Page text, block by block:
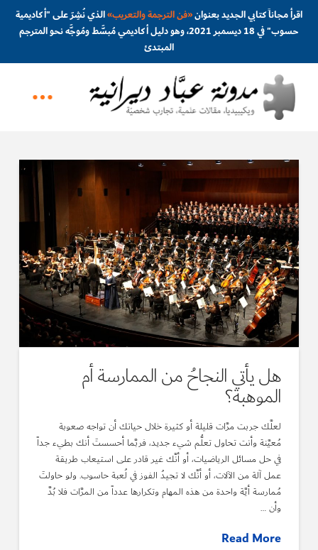
اقرأ مجاناً كتابي الجديد بعنوان«فن الترجمة والتعريب»الذي نُشِرَ على "أكاديمية
حسوب" في 18 ديسمبر 2021، وهو دليل أكاديمي مُبسَّط ومُوجَّه نحو المترجم
المبتدئ
هل يأتي النجاحُ من الممارسة أم
الموهبة؟
لعلَّك جربت مرَّات قليلة أو كثيرة خلال حياتك أن تواجه صعوبة
مُعيَّنة وأنت تحاول تعلُّم شيء جديد، فربَّما أحسستَ أنك بطيء جداً
في حل مسائل الرياضيات، أو أنَّك غير قادر على استيعاب طريقة
عمل آلة من الآلات، أو أنَّك لا تجيدُ الفوز في لُعبة حاسوب. ولو حاولتَ
مُمارسة أيَّة واحدة من هذه المهام وتكرارها عدداً من المرَّات فلا بُدَّ
وأن …
Read More